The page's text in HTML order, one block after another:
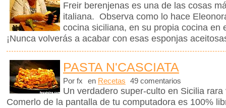
Freir berenjenas es una de las cosas
italiana. Observa como lo hace
cocina siciliana, en su propia cocina en
¡Nunca volverás a acabar con esas esponjas
PASTA N'CASCIATA
Por fx en Recetas 49 comentarios
Un verdadero super-culto en Sicilia
Comerlo de la pantalla de tu computadora es 100%